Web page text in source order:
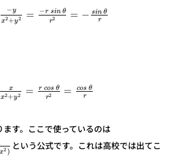
−y
x2+y2 = −r sin θ
r2 = − sin θ
r
x
x2+y2 = r cos θ
r2 = cos θ
r
ます。ここで使っているのは
x2 ) という公式です。これは高校では出てこ